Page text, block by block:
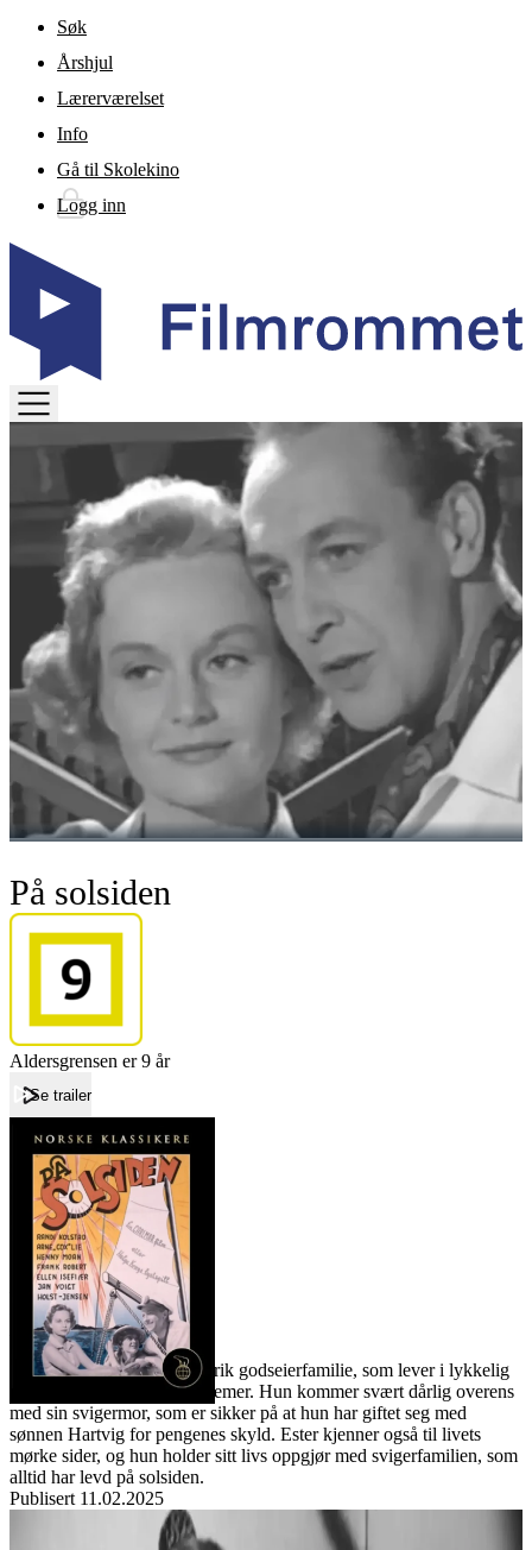
Gå til hovedinnhold
Søk
Årshjul
Lærerværelset
Info
Gå til Skolekino
Logg inn
MENU
På solsiden
Aldersgrensen er 9 år
Se trailer
ForsidePå solsiden
På solsiden
Film
Forfatter:
Leverandør:
Norgesfilm AS
Lisens:
Ester har giftet seg inn i en rik godseierfamilie, som lever i lykkelig
uvitenhet om verdens problemer. Hun kommer svært dårlig overens
med sin svigermor, som er sikker på at hun har giftet seg med
sønnen Hartvig for pengenes skyld. Ester kjenner også til livets
mørke sider, og hun holder sitt livs oppgjør med svigerfamilien, som
alltid har levd på solsiden.
Publisert 11.02.2025